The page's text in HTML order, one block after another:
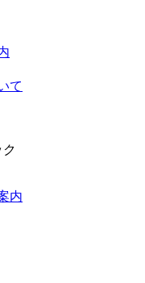
て
内